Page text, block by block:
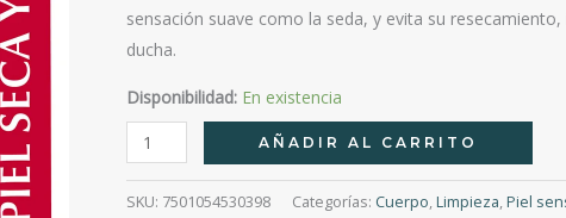
sensación suave como la seda, y evita su
ducha.
Disponibilidad: En existencia
Eucerin
Ph5
Aceite
AÑADIR AL CARRITO
SKU: 7501054530398 Categorías: Cuerpo,Limpieza,Piel